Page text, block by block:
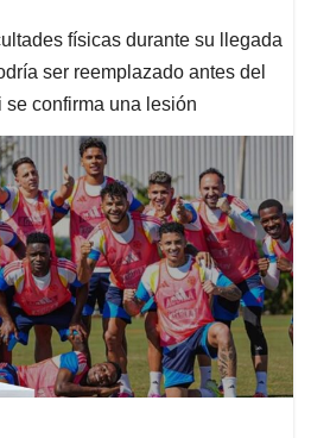
físicas durante su llegada
ser reemplazado antes del
confirma una lesión